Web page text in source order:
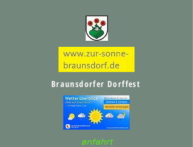
Braunsdorfer Dorffest
anfahrt